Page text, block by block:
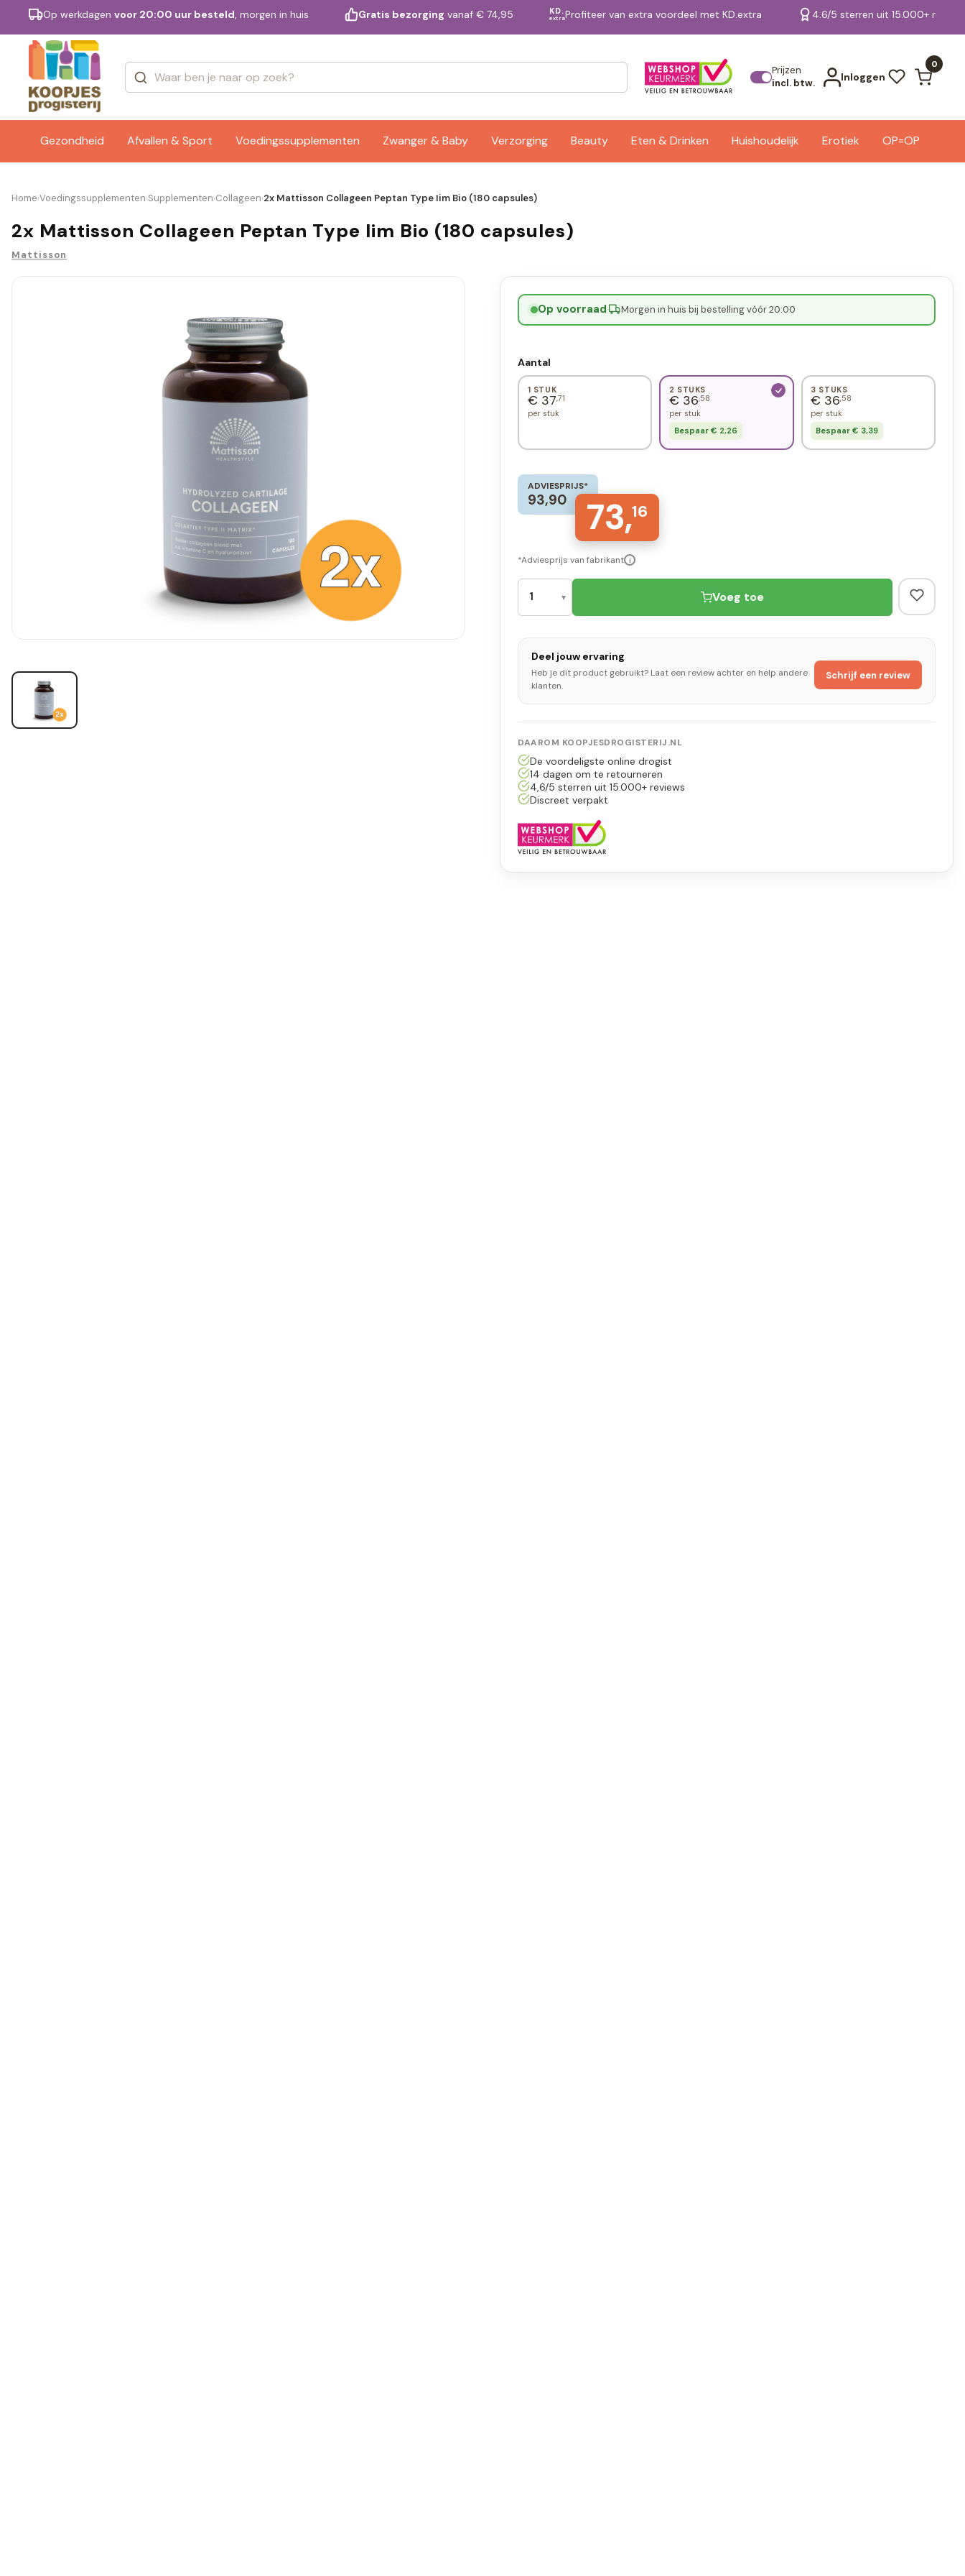
Op werkdagen voor 20:00 uur besteld, morgen in huis Gratis bezorging vanaf € 74,95 KD.
extraProfiteer van extra voordeel met KD.extra 4.6/5 sterren uit 15.000+
Prijzen
incl. btw.
Inloggen
0
Gezondheid Afvallen & Sport Voedingssupplementen Zwanger & Baby Verzorging Beauty Eten & Drinken Huishoudelijk Erotiek OP=OP
Merken Bekijk alle resultaten
Home›Voedingssupplementen›Supplementen›Collageen›2x Mattisson Collageen Peptan Type Iim Bio (180 capsules)
2x Mattisson Collageen Peptan Type Iim Bio (180 capsules)
Mattisson
Op voorraad· Morgen in huis bij bestelling vóór 20:00
Aantal
1 STUK
€ 37,71
per stuk
2 STUKS
€ 36,58
per stuk
Bespaar € 2,26
3 STUKS
€ 36,58
per stuk
Bespaar € 3,39
ADVIESPRIJS*
93,90 73,16
*Adviesprijs van fabrikant i
Voeg toe
Deel jouw ervaring
Heb je dit product gebruikt? Laat een review achter en help andere
klanten.
Schrijf een review
DAAROM KOOPJESDROGISTERIJ.NL
De voordeligste online drogist
14 dagen om te retourneren
4,6/5 sterren uit 15.000+ reviews
Discreet verpakt